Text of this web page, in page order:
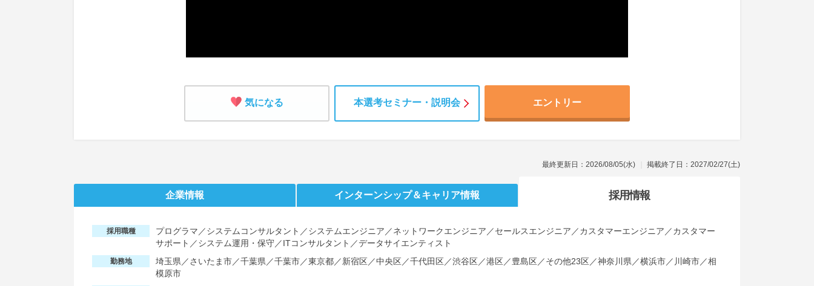
気になる 本選考セミナー・説明会 エントリー
最終更新日：2026/08/05(水) 掲載終了日：2027/02/27(土)
企業情報 インターンシップ＆キャリア情報 採用情報
採用職種
プログラマ／システムコンサルタント／システムエンジニア／ネットワークエンジニア／セールスエンジニア／カスタマーエンジニア／カスタマー
サポート／システム運用・保守／ITコンサルタント／データサイエンティスト
勤務地
埼玉県／さいたま市／千葉県／千葉市／東京都／新宿区／中央区／千代田区／渋谷区／港区／豊島区／その他23区／神奈川県／横浜市／川崎市／相
模原市